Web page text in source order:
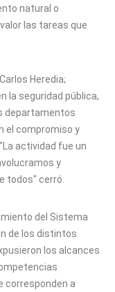
natural o
las tareas que
Heredia;
la seguridad pública,
departamentos
el compromiso y
actividad fue un
y
todos" cerró.
del Sistema
de los distintos
los alcances
corresponden a